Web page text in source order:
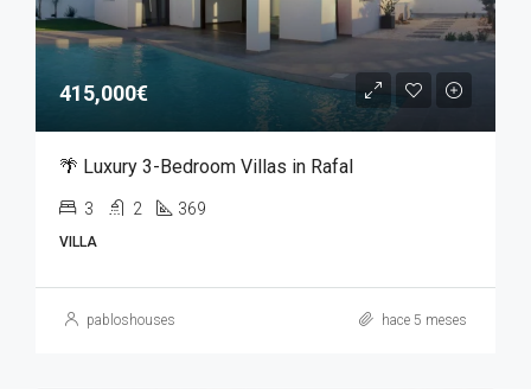
415,000€
🌴 Luxury 3-Bedroom Villas in Rafal
3 2 369
VILLA
pabloshouses hace 5 meses